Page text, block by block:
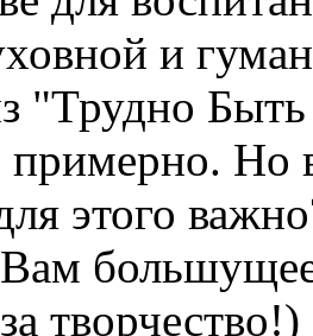
и
"Трудно
Но
этого
творчество!)